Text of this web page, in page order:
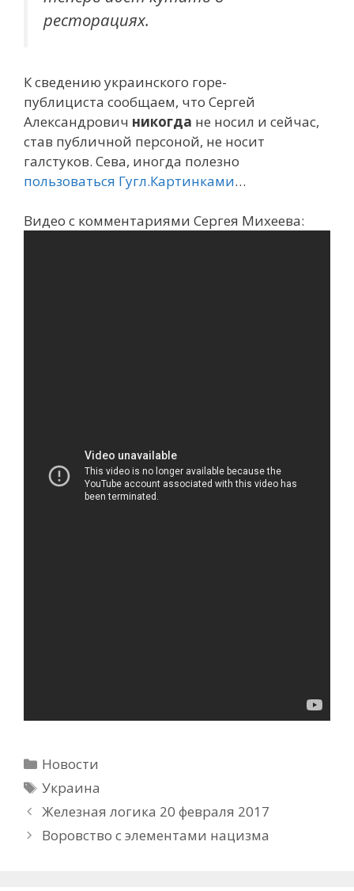
ресторациях.
К сведению украинского горе-
публициста сообщаем, что Сергей
Александрович никогда не носил и сейчас,
став публичной персоной, не носит
галстуков. Сева, иногда полезно
пользоваться Гугл.Картинками…
Видео с комментариями Сергея Михеева:
Рубрики
Новости
Метки
Украина
Железная логика 20 февраля 2017
Воровство с элементами нацизма